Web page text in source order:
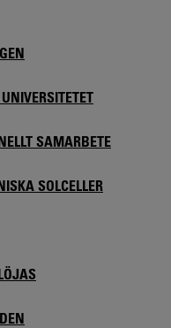
SAMARBETE
SOLCELLER